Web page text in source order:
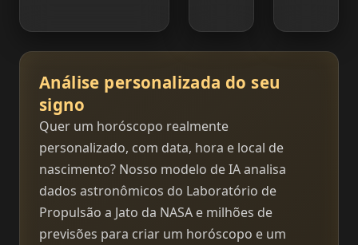
Análise personalizada do seu
signo
Quer um horóscopo realmente
personalizado, com data, hora e local de
nascimento? Nosso modelo de IA analisa
dados astronômicos do Laboratório de
Propulsão a Jato da NASA e milhões de
previsões para criar um horóscopo e um